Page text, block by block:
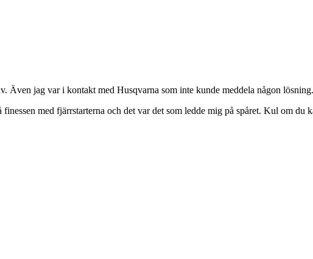
Även jag var i kontakt med Husqvarna som inte kunde meddela någon lösning.
med fjärrstarterna och det var det som ledde mig på spåret. Kul om du